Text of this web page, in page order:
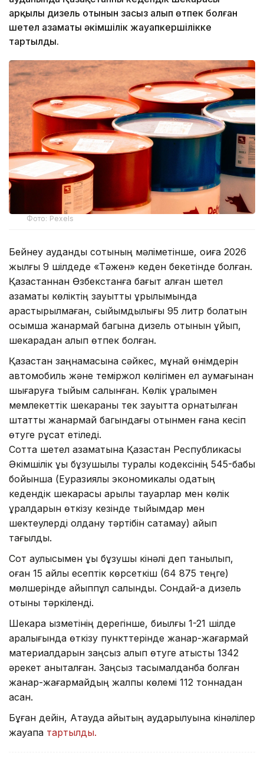
арқылы дизель отынын заңсыз алып өтпек болған
шетел азаматы әкімшілік жауапкершілікке
тартылды.
Фото: Pexels
Бейнеу аудандық сотының мәліметінше, оқиға 2026
жылғы 9 шілдеде «Тәжен» кеден бекетінде болған.
Қазақстаннан Өзбекстанға бағыт алған шетел
азаматы көліктің зауыттық құрылымында
қарастырылмаған, сыйымдылығы 95 литр болатын
қосымша жанармай багына дизель отынын құйып,
шекарадан алып өтпек болған.
Қазақстан заңнамасына сәйкес, мұнай өнімдерін
автомобиль және теміржол көлігімен ел аумағынан
шығаруға тыйым салынған. Көлік құралымен
мемлекеттік шекараны тек зауытта орнатылған
штаттық жанармай багындағы отынмен ғана кесіп
өтуге рұқсат етіледі.
Сотта шетел азаматына Қазақстан Республикасы
Әкімшілік құқық бұзушылық туралы кодексінің 545-бабы
бойынша (Еуразиялық экономикалық одақтың
кедендік шекарасы арқылы тауарлар мен көлік
құралдарын өткізу кезінде тыйымдар мен
шектеулерді қолдану тәртібін сақтамау) айып
тағылды.
Сот қаулысымен құқық бұзушы кінәлі деп танылып,
оған 15 айлық есептік көрсеткіш (64 875 теңге)
мөлшерінде айыппұл салынды. Сондай-ақ дизель
отыны тәркіленді.
Шекара қызметінің дерегінше, биылғы 1-21 шілде
аралығында өткізу пункттерінде жанар-жағармай
материалдарын заңсыз алып өтуге қатысты 1342
әрекет анықталған. Заңсыз тасымалданбақ болған
жанар-жағармайдың жалпы көлемі 112 тоннадан
асқан.
Бұған дейін, Ақтауда қайықтың аударылуына кінәлілер
жауапқа тартылды.